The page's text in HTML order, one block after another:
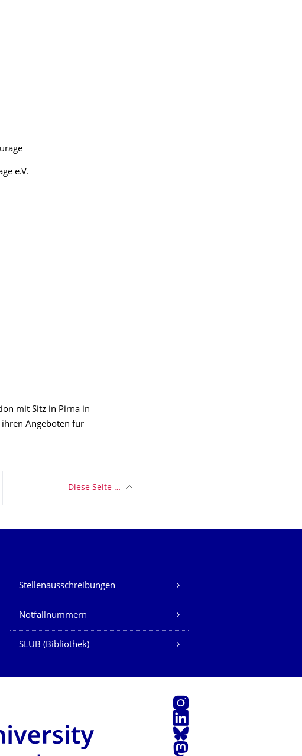
e.V.
mit Sitz in Pirna in
Angeboten für
Diese Seite …
Stellenausschreibungen
Notfallnummern
SLUB (Bibliothek)
Instagram
LinkedIn
Bluesky
Mastodon